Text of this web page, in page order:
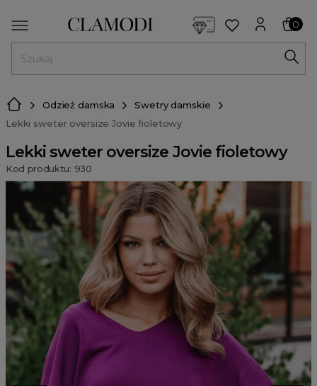
0
Odzież damska
Swetry damskie
Lekki sweter oversize Jovie fioletowy
Lekki sweter oversize Jovie fioletowy
Kod produktu: 930